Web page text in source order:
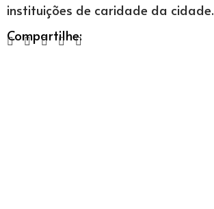
instituições de caridade da cidade.
Compartilhe: